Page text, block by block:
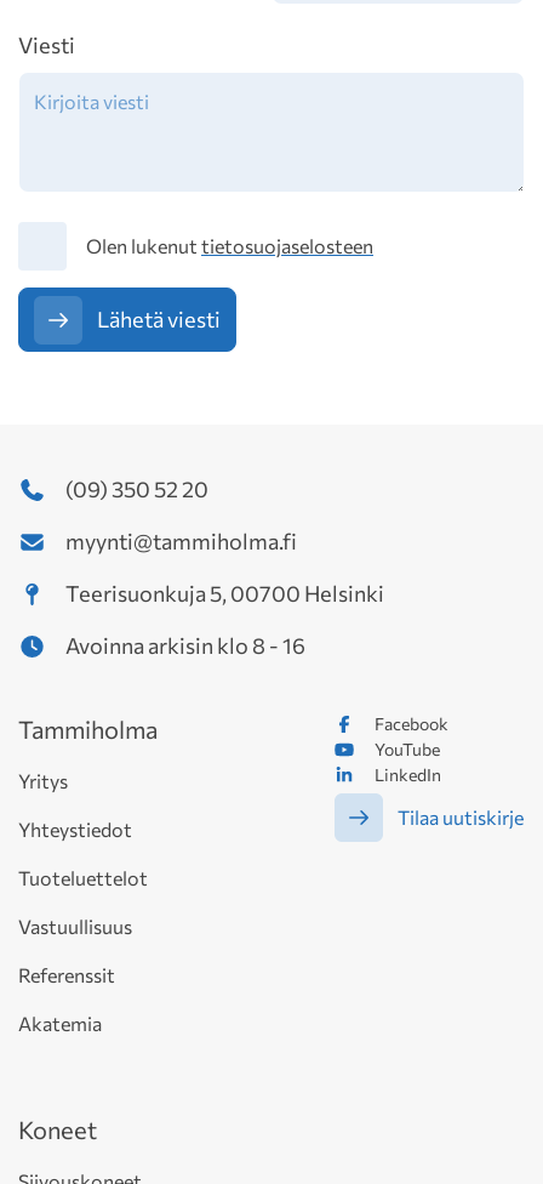
Viesti
TietosuojaOlen lukenut tietosuojaselosteen
Lähetä viesti
(09) 350 52 20
myynti@tammiholma.fi
Teerisuonkuja 5, 00700 Helsinki
Avoinna arkisin klo 8 - 16
Facebook
YouTube
LinkedIn
Tilaa uutiskirje
Tammiholma
Yritys
Yhteystiedot
Tuoteluettelot
Vastuullisuus
Referenssit
Akatemia
Koneet